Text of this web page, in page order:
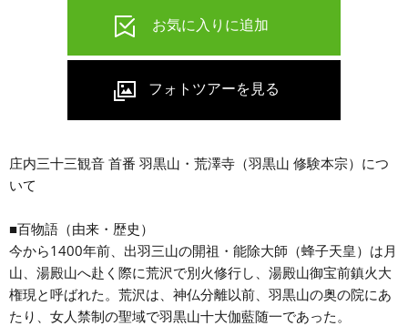
庄内三十三観音 首番 羽黒山・荒澤寺（羽黒山 修験本宗）につ
いて
■百物語（由来・歴史）
今から1400年前、出羽三山の開祖・能除大師（蜂子天皇）は月
山、湯殿山へ赴く際に荒沢で別火修行し、湯殿山御宝前鎮火大
権現と呼ばれた。荒沢は、神仏分離以前、羽黒山の奥の院にあ
たり、女人禁制の聖域で羽黒山十大伽藍随一であった。